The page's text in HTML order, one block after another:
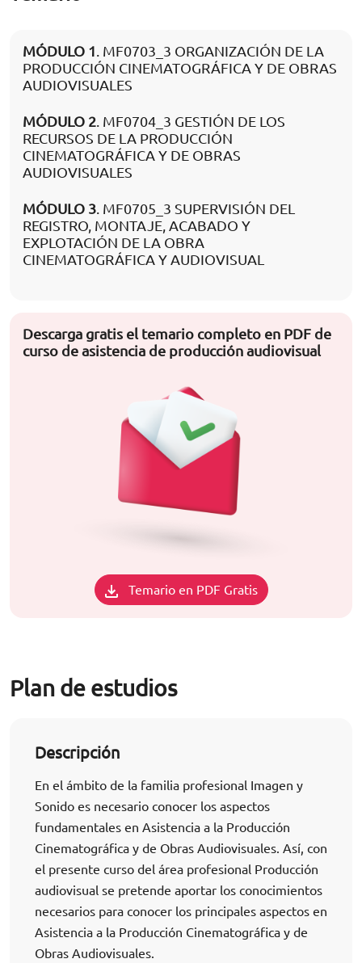
MÓDULO 1. MF0703_3 ORGANIZACIÓN DE LA
PRODUCCIÓN CINEMATOGRÁFICA Y DE OBRAS
AUDIOVISUALES
MÓDULO 2. MF0704_3 GESTIÓN DE LOS
RECURSOS DE LA PRODUCCIÓN
CINEMATOGRÁFICA Y DE OBRAS
AUDIOVISUALES
MÓDULO 3. MF0705_3 SUPERVISIÓN DEL
REGISTRO, MONTAJE, ACABADO Y
EXPLOTACIÓN DE LA OBRA
CINEMATOGRÁFICA Y AUDIOVISUAL
Descarga gratis el temario completo en PDF de
curso de asistencia de producción audiovisual
Temario en PDF Gratis
Plan de estudios
Descripción
En el ámbito de la familia profesional Imagen y
Sonido es necesario conocer los aspectos
fundamentales en Asistencia a la Producción
Cinematográfica y de Obras Audiovisuales. Así, con
el presente curso del área profesional Producción
audiovisual se pretende aportar los conocimientos
necesarios para conocer los principales aspectos en
Asistencia a la Producción Cinematográfica y de
Obras Audiovisuales.